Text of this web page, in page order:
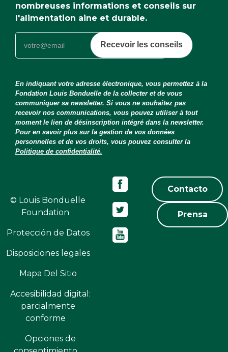
nombreuses informations et conseils sur
l'alimentation aine et durable.
Recevoir les conseils
En indiquant votre adresse électronique, vous permettez à la
Fondation Louis Bonduelle de la collecter et de vous
communiquer sa newsletter. Si vous ne souhaitez pas
recevoir nos communications, vous pouvez utiliser à tout
moment le lien de désinscription intégré dans la newsletter.
Pour en savoir plus sur la gestion de vos données
personnelles et de vos droits, vous pouvez consulter la
Politique de confidentialité.
© Louis Bonduelle
Foundation
Protección de Datos
Disposiciones legales
Mapa Del Sitio
Accesibilidad digital:
parcialmente
conforme
Opciones de
Contacto
Prensa